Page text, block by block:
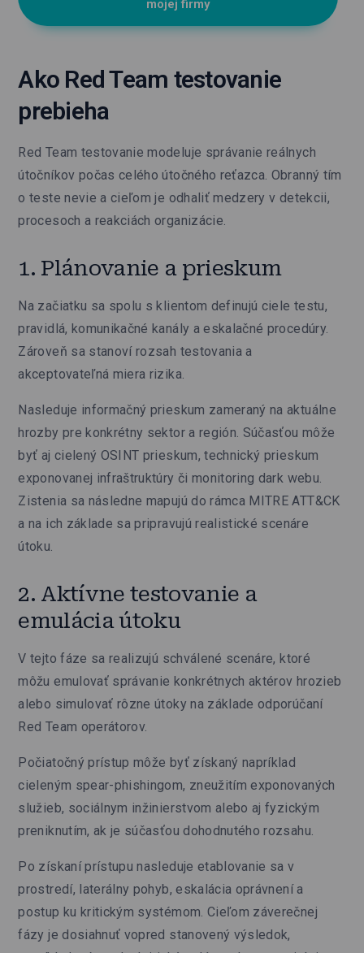
mojej firmy
Ako Red Team testovanie
prebieha
Red Team testovanie modeluje správanie reálnych
útočníkov počas celého útočného reťazca. Obranný tím
o teste nevie a cieľom je odhaliť medzery v detekcii,
procesoch a reakciách organizácie.
1. Plánovanie a prieskum
Na začiatku sa spolu s klientom definujú ciele testu,
pravidlá, komunikačné kanály a eskalačné procedúry.
Zároveň sa stanoví rozsah testovania a
akceptovateľná miera rizika.
Nasleduje informačný prieskum zameraný na aktuálne
hrozby pre konkrétny sektor a región. Súčasťou môže
byť aj cielený OSINT prieskum, technický prieskum
exponovanej infraštruktúry či monitoring dark webu.
Zistenia sa následne mapujú do rámca MITRE ATT&CK
a na ich základe sa pripravujú realistické scenáre
útoku.
2. Aktívne testovanie a
emulácia útoku
V tejto fáze sa realizujú schválené scenáre, ktoré
môžu emulovať správanie konkrétnych aktérov hrozieb
alebo simulovať rôzne útoky na základe odporúčaní
Red Team operátorov.
Počiatočný prístup môže byť získaný napríklad
cieleným spear-phishingom, zneužitím exponovaných
služieb, sociálnym inžinierstvom alebo aj fyzickým
preniknutím, ak je súčasťou dohodnutého rozsahu.
Po získaní prístupu nasleduje etablovanie sa v
prostredí, laterálny pohyb, eskalácia oprávnení a
postup ku kritickým systémom. Cieľom záverečnej
fázy je dosiahnuť vopred stanovený výsledok,